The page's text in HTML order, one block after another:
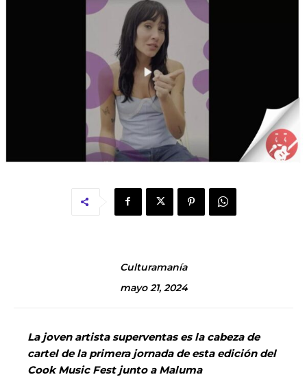
Culturamanía
mayo 21, 2024
La joven artista superventas es la cabeza de
cartel de la primera jornada de esta edición del
Cook Music Fest junto a Maluma